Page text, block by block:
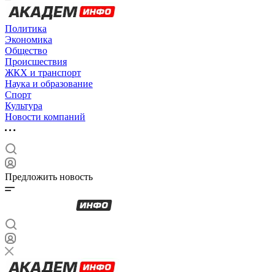
Политика
Экономика
Общество
Происшествия
ЖКХ и транспорт
Наука и образование
Спорт
Культура
Новости компаний
Предложить новость